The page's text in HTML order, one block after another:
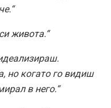
живота.“
но когато го видиш
в него.“